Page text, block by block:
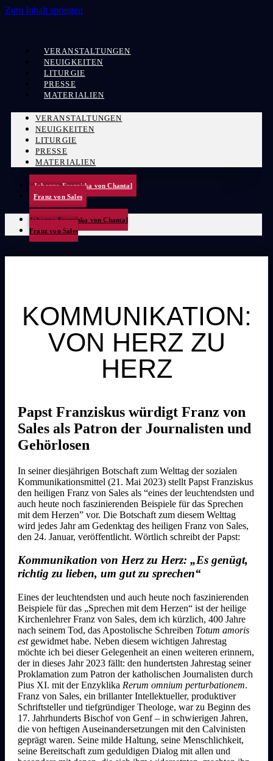
Zum Inhalt springen
VERANSTALTUNGEN
NEUIGKEITEN
LITURGIE
PRESSE
MATERIALIEN
VERANSTALTUNGEN
NEUIGKEITEN
LITURGIE
PRESSE
MATERIALIEN
Johanna Franziska von Chantal
Franz von Sales
Johanna Franziska von Chantal
Franz von Sales
KOMMUNIKATION:
VON HERZ ZU
HERZ
Papst Franziskus würdigt Franz von
Sales als Patron der Journalisten und
Gehörlosen
In seiner diesjährigen Botschaft zum Welttag der sozialen
Kommunikationsmittel (21. Mai 2023) stellt Papst Franziskus
den heiligen Franz von Sales als “eines der leuchtendsten und
auch heute noch faszinierenden Beispiele für das Sprechen
mit dem Herzen” vor. Die Botschaft zum diesem Welttag
wird jedes Jahr am Gedenktag des heiligen Franz von Sales,
den 24. Januar, veröffentlicht. Wörtlich schreibt der Papst:
Kommunikation von Herz zu Herz: „Es genügt,
richtig zu lieben, um gut zu sprechen“
Eines der leuchtendsten und auch heute noch faszinierenden
Beispiele für das „Sprechen mit dem Herzen“ ist der heilige
Kirchenlehrer Franz von Sales, dem ich kürzlich, 400 Jahre
nach seinem Tod, das Apostolische Schreiben Totum amoris
estgewidmet habe. Neben diesem wichtigen Jahrestag
möchte ich bei dieser Gelegenheit an einen weiteren erinnern,
der in dieses Jahr 2023 fällt: den hundertsten Jahrestag seiner
Proklamation zum Patron der katholischen Journalisten durch
Pius XI. mit der Enzyklika Rerum omnium perturbationem.
Franz von Sales, ein brillanter Intellektueller, produktiver
Schriftsteller und tiefgründiger Theologe, war zu Beginn des
17. Jahrhunderts Bischof von Genf – in schwierigen Jahren,
die von heftigen Auseinandersetzungen mit den Calvinisten
geprägt waren. Seine milde Haltung, seine Menschlichkeit,
seine Bereitschaft zum geduldigen Dialog mit allen und